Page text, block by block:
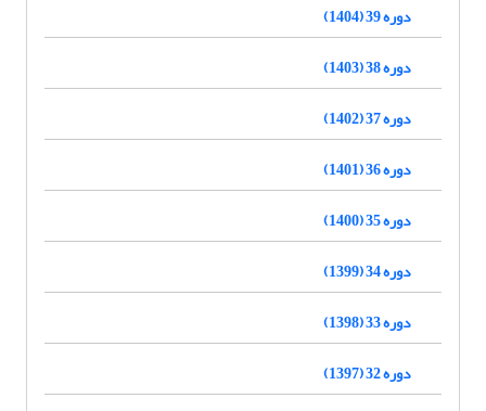
دوره 39 (1404)
دوره 38 (1403)
دوره 37 (1402)
دوره 36 (1401)
دوره 35 (1400)
دوره 34 (1399)
دوره 33 (1398)
دوره 32 (1397)